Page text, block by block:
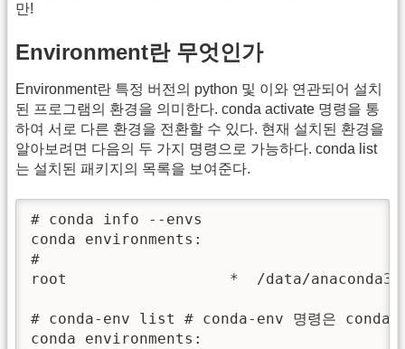
만!
Environment란 무엇인가
Environment란 특정 버전의 python 및 이와 연관되어 설치
된 프로그램의 환경을 의미한다. conda activate 명령을 통
하여 서로 다른 환경을 전환할 수 있다. 현재 설치된 환경을
알아보려면 다음의 두 가지 명령으로 가능하다. conda list
는 설치된 패키지의 목록을 보여준다.
# conda info --envs
conda environments:
#
root                  *  /data/anaconda3
# conda-env list # conda-env 명령은 conda
conda environments: